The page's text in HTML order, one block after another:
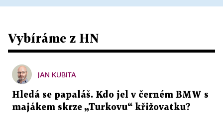
Vybíráme z HN
JAN KUBITA
Hledá se papaláš. Kdo jel v černém BMW s
majákem skrze „Turkovu“ křižovatku?